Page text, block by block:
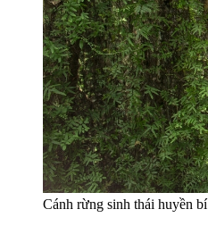
Cánh rừng sinh thái huyền bí